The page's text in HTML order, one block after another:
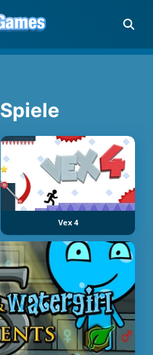
Spiele
Vex 4